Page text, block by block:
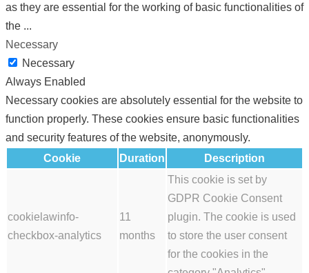
as they are essential for the working of basic functionalities of
the ...
Necessary
Necessary
Always Enabled
Necessary cookies are absolutely essential for the website to
function properly. These cookies ensure basic functionalities
and security features of the website, anonymously.
Cookie
Duration Description
cookielawinfo-
checkbox-analytics
11
months
This cookie is set by
GDPR Cookie Consent
plugin. The cookie is used
to store the user consent
for the cookies in the